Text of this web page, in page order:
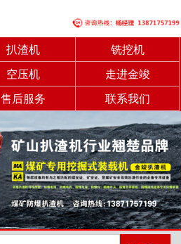
扒渣机 铣挖机
空压机 走进金竣
售后服务 联系我们